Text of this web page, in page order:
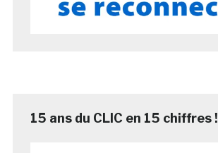
15 ans du CLIC en 15 chiffres !